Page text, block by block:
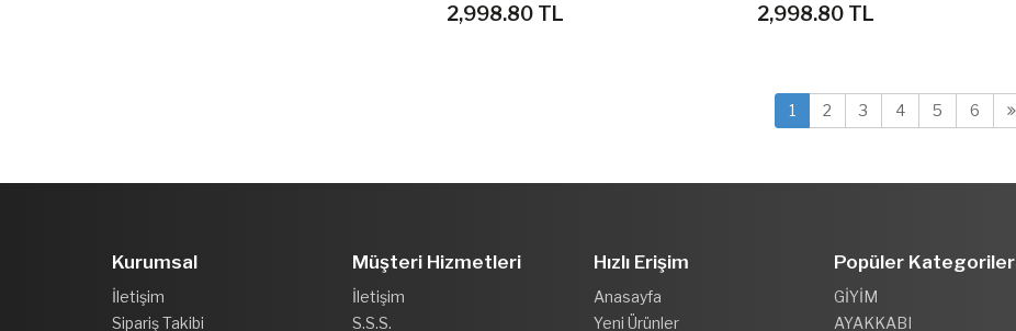
2,998.80 TL 2,998.80 TL
1 2 3 4 5 6
Kurumsal
İletişim
Sipariş Takibi
Müşteri Hizmetleri
İletişim
S.S.S.
Hızlı Erişim
Anasayfa
Yeni Ürünler
Popüler Kategoriler
GİYİM
AYAKKABI